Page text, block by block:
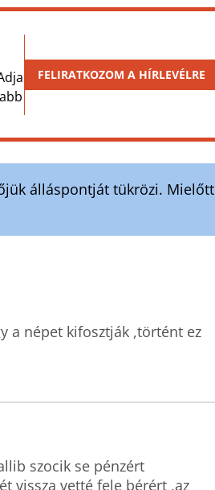
FELIRATKOZOM A HÍRLEVÉLRE
álláspontját tükrözi. Mielőtt
a népet kifosztják ,történt ez
szocik se pénzért
vissza vetté fele bérért ,az